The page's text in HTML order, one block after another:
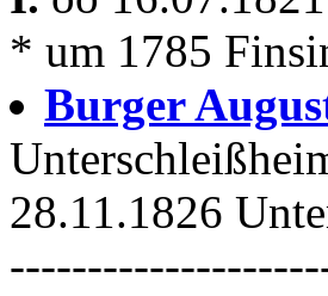
* um 1785
Burger
28.11.1826